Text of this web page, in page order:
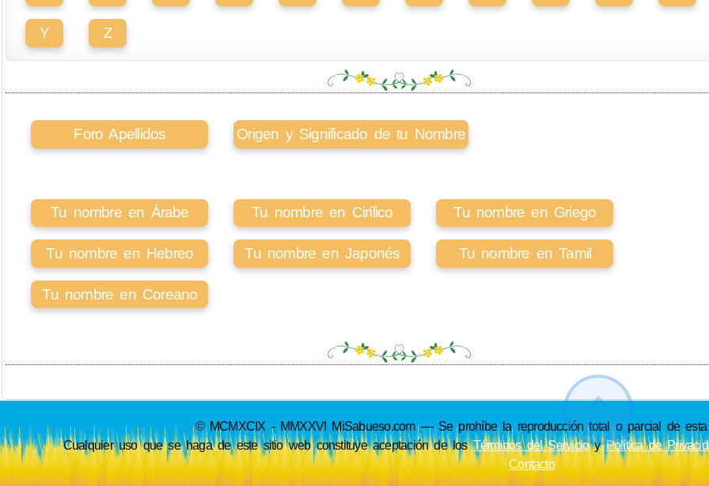
Y Z
Foro Apellidos Origen y Significado de tu Nombre
Tu nombre en Árabe Tu nombre en Cirílico Tu nombre en Griego
Tu nombre en Hebreo Tu nombre en Japonés Tu nombre en Tamil
Tu nombre en Coreano
© MCMXCIX - MMXXVI MiSabueso.com — Se prohíbe la reproducción total o parcial de
Cualquier uso que se haga de este sitio web constituye aceptación de losTérminos del ServicioyPolítica de
Contacto